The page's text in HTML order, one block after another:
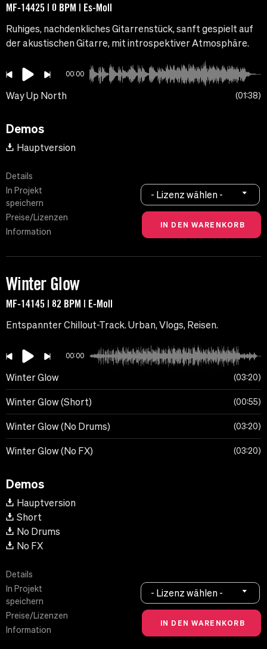
MF-14425 | 0 BPM | Es-Moll
Ruhiges, nachdenkliches Gitarrenstück, sanft gespielt auf
der akustischen Gitarre, mit introspektiver Atmosphäre.
00:00
Way Up North 01:38
Demos
Hauptversion
Details
In Projekt
speichern
Preise/Lizenzen
Information
- Lizenz wählen -
Winter Glow
MF-14145 | 82 BPM | E-Moll
Entspannter Chillout-Track. Urban, Vlogs, Reisen.
00:00
Winter Glow 03:20
Winter Glow (Short) 00:55
Winter Glow (No Drums) 03:20
Winter Glow (No FX) 03:20
Demos
Hauptversion
Short
No Drums
No FX
Details
In Projekt
speichern
Preise/Lizenzen
Information
- Lizenz wählen -